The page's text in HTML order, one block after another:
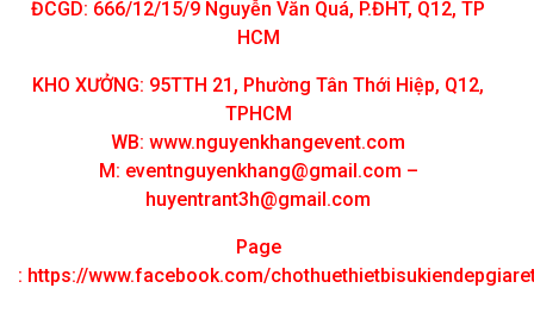
ĐCGD: 666/12/15/9 Nguyễn Văn Quá, P.ĐHT, Q12, TP
HCM
KHO XƯỞNG: 95TTH 21, Phường Tân Thới Hiệp, Q12,
TPHCM
WB: www.nguyenkhangevent.com
M: eventnguyenkhang@gmail.com –
huyentrant3h@gmail.com
Page
: https://www.facebook.com/